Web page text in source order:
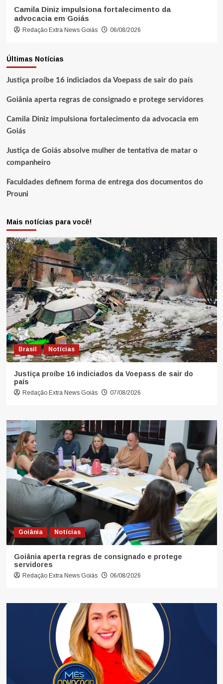
Camila Diniz impulsiona fortalecimento da
advocacia em Goiás
Redação Extra News Goiás 06/08/2026
Últimas Notícias
Justiça proíbe 16 indiciados da Voepass de sair do país
Goiânia aperta regras de consignado e protege servidores
Camila Diniz impulsiona fortalecimento da advocacia em
Goiás
Justiça de Goiás absolve mulher de tentativa de matar o
companheiro
Faculdades definem forma de entrega dos documentos do
Prouni
Mais notícias para você!
Brasil Notícias
Justiça proíbe 16 indiciados da Voepass de sair do
país
Redação Extra News Goiás 07/08/2026
Goiânia Notícias
Goiânia aperta regras de consignado e protege
servidores
Redação Extra News Goiás 06/08/2026